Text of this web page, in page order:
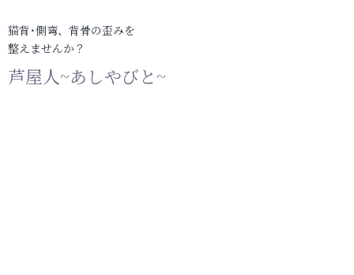
猫背･側弯、背骨の歪みを
整えませんか？
芦屋人~あしやびと~